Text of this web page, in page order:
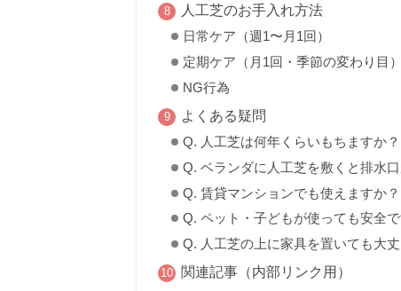
人工芝のお手入れ方法
日常ケア（週1〜月1回）
定期ケア（月1回・季節の変わり目）
NG行為
よくある疑問
Q. 人工芝は何年くらいもちますか？
Q. ベランダに人工芝を敷くと排水
Q. 賃貸マンションでも使えますか？
Q. ペット・子どもが使っても安全で
Q. 人工芝の上に家具を置いても大丈
関連記事（内部リンク用）